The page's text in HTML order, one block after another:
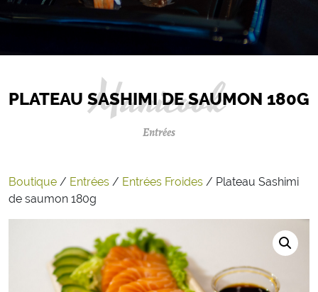
PLATEAU SASHIMI DE SAUMON 180G
Entrées
Boutique / Entrées / Entrées Froides / Plateau Sashimi
de saumon 180g